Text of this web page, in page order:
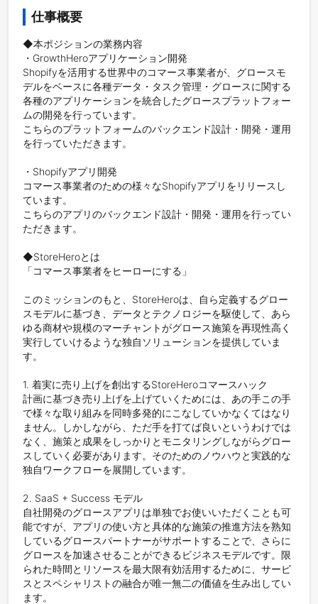
仕事概要
◆本ポジションの業務内容
・GrowthHeroアプリケーション開発
Shopifyを活用する世界中のコマース事業者が、グロースモ
デルをベースに各種データ・タスク管理・グロースに関する
各種のアプリケーションを統合したグロースプラットフォー
ムの開発を行っています。
こちらのプラットフォームのバックエンド設計・開発・運用
を行っていただきます。
・Shopifyアプリ開発
コマース事業者のための様々なShopifyアプリをリリースし
ています。
こちらのアプリのバックエンド設計・開発・運用を行ってい
ただきます。
◆StoreHeroとは
「コマース事業者をヒーローにする」
このミッションのもと、StoreHeroは、自ら定義するグロー
スモデルに基づき、データとテクノロジーを駆使して、あら
ゆる商材や規模のマーチャントがグロース施策を再現性高く
実行していけるような独自ソリューションを提供していま
す。
1. 着実に売り上げを創出するStoreHeroコマースハック
計画に基づき売り上げを上げていくためには、あの手この手
で様々な取り組みを同時多発的にこなしていかなくてはなり
ません。しかしながら、ただ手を打てば良いというわけでは
なく、施策と成果をしっかりとモニタリングしながらグロー
スしていく必要があります。そのためのノウハウと実践的な
独自ワークフローを展開しています。
2. SaaS + Success モデル
自社開発のグロースアプリは単独でお使いいただくことも可
能ですが、アプリの使い方と具体的な施策の推進方法を熟知
しているグロースパートナーがサポートすることで、さらに
グロースを加速させることができるビジネスモデルです。限
られた時間とリソースを最大限有効活用するために、サービ
スとスペシャリストの融合が唯一無二の価値を生み出してい
ます。